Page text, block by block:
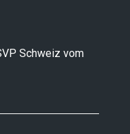
Schweiz vom